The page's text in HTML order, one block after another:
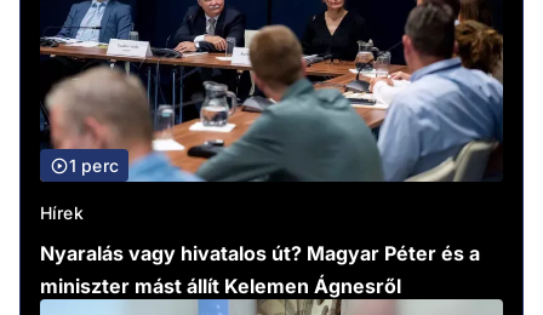
1 perc
Hírek
Nyaralás vagy hivatalos út? Magyar Péter és a
miniszter mást állít Kelemen Ágnesről